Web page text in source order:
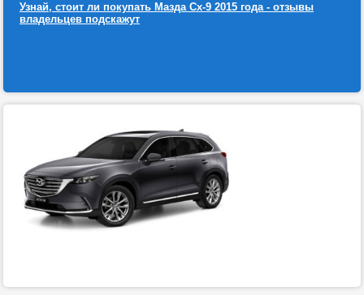
Узнай, стоит ли покупать Мазда Сх-9 2015 года - отзывы
владельцев подскажут